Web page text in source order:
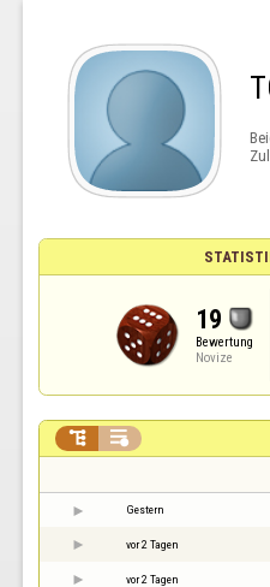
19
Bewertung
Novize
 
Gestern
vor 2 Tagen
vor 2 Tagen